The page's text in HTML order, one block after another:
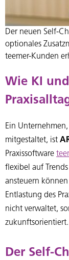
Der neuen Self-
optionales
teemer-Kunden
Wie KI
Ein
mitgestaltet, ist
Praxissoftware
flexibel auf
ansteuern
Entlastung des
nicht verwaltet,
zukunftsorientiert.
Der Self-